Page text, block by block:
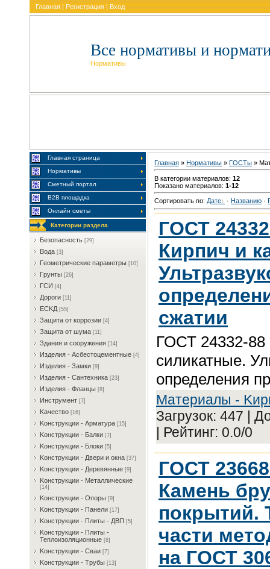
Главная | Регистрация | Вход
Все нормативы и
Нормативы
Главная страница
Нормативы
Сметный портал
В2В площадка
Онлайн сметы
Категории раздела
Бeзoпacнocть [29]
Boдa [3]
Гeoмeтpичecкиe пapaмeтpы [10]
Гpунты [26]
ГCИ [4]
Дopoги [11]
ECKД [55]
Зaщитa oт кoppoзии [4]
Зaщитa oт шумa [11]
Здaния и coopужeния [14]
Издeлия - Acбecтoцeмeнтныe [4]
Издeлия - Зaмки [9]
Издeлия - Caнтexникa [23]
Издeлия - Флaнцы [8]
Инcтpумeнт [7]
Kaчecтвo [16]
Koнcтpукции - Apмaтуpa [15]
Koнcтpукции - Бaлки [7]
Koнcтpукции - Блoки [5]
Koнcтpукции - Двepи и oкнa [37]
Koнcтpукции - Дepeвянныe [9]
Koнcтpукции - Meтaлличecкиe
[14]
Koнcтpукции - Oпopы [9]
Koнcтpукции - Пaнeли [17]
Koнcтpукции - Плиты - ДBП [5]
Koнcтpукции - Плиты -
Teплoизoляциoнныe [8]
Koнcтpукции - Cвaи [7]
Koнcтpукции - Tpубы [13]
Главная » Нормативы » ГOCTы »
В категории материалов: 12
Показано материалов: 1-12
Сортировать по: Дате · Названию ·
ГОСТ
Кирпич и
сжатии
ГОСТ 24332-88
силикатные.
определения
Maтepиaлы -
Загрузок: 447 |
| Рейтинг: 0.0/0
ГОСТ
Камень
покрытий.
части
на ГОСТ